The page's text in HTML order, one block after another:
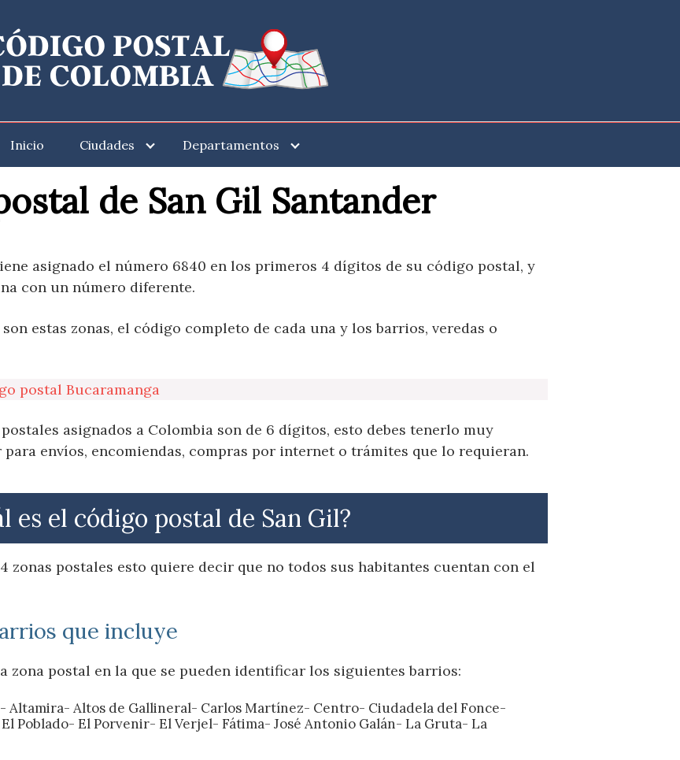
Inicio Ciudades Departamentos
de San Gil Santander
asignado el número 6840 en los primeros 4 dígitos de su código postal, y
con un número diferente.
estas zonas, el código completo de cada una y los barrios, veredas o
postal Bucaramanga
asignados a Colombia son de 6 dígitos, esto debes tenerlo muy
envíos, encomiendas, compras por internet o trámites que lo requieran.
es el código postal de San Gil?
zonas postales esto quiere decir que no todos sus habitantes cuentan con el
que incluye
zona postal en la que se pueden identificar los siguientes barrios:
Altamira- Altos de Gallineral- Carlos Martínez- Centro- Ciudadela del Fonce-
Poblado- El Porvenir- El Verjel- Fátima- José Antonio Galán- La Gruta- La